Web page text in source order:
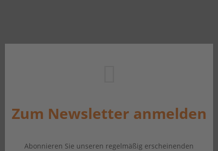
Zum Newsletter anmelden
Abonnieren Sie unseren regelmäßig erscheinenden